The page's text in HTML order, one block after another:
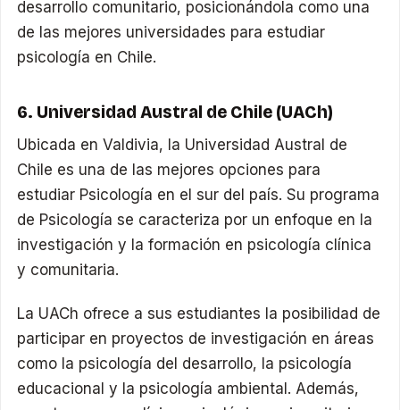
desarrollo comunitario, posicionándola como una
de las mejores universidades para estudiar
psicología en Chile.
6. Universidad Austral de Chile (UACh)
Ubicada en Valdivia, la Universidad Austral de
Chile es una de las mejores opciones para
estudiar Psicología en el sur del país. Su programa
de Psicología se caracteriza por un enfoque en la
investigación y la formación en psicología clínica
y comunitaria.
La UACh ofrece a sus estudiantes la posibilidad de
participar en proyectos de investigación en áreas
como la psicología del desarrollo, la psicología
educacional y la psicología ambiental. Además,